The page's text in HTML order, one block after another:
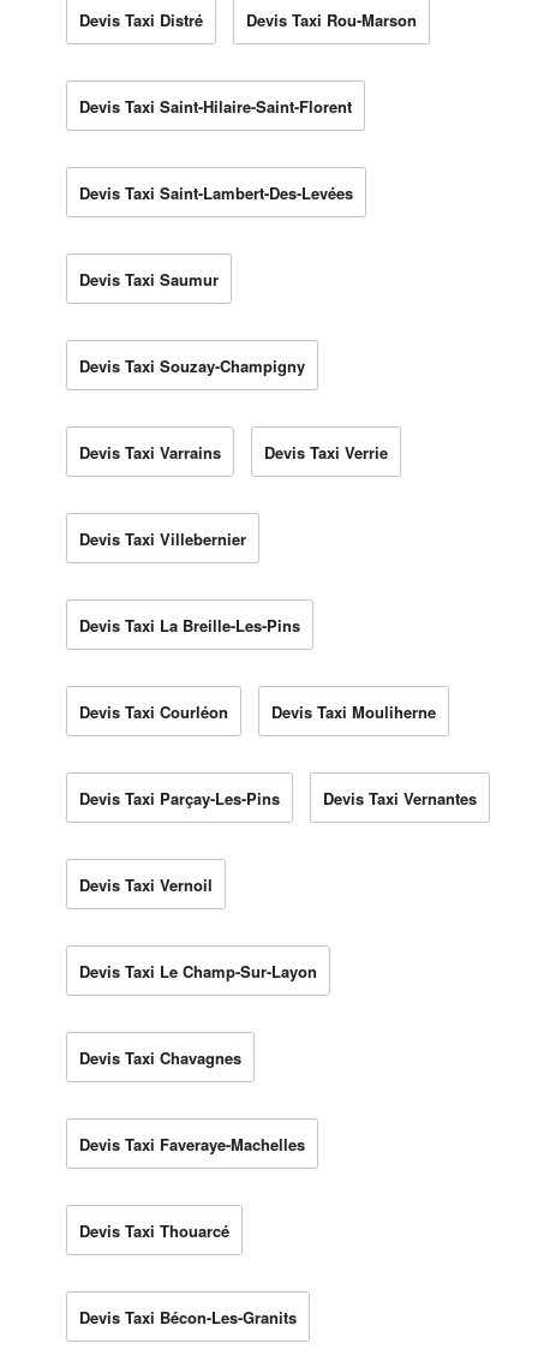
Devis Taxi Distré Devis Taxi Rou-Marson
Devis Taxi Saint-Hilaire-Saint-Florent
Devis Taxi Saint-Lambert-Des-Levées
Devis Taxi Saumur
Devis Taxi Souzay-Champigny
Devis Taxi Varrains Devis Taxi Verrie
Devis Taxi Villebernier
Devis Taxi La Breille-Les-Pins
Devis Taxi Courléon Devis Taxi Mouliherne
Devis Taxi Parçay-Les-Pins Devis Taxi Vernantes
Devis Taxi Vernoil
Devis Taxi Le Champ-Sur-Layon
Devis Taxi Chavagnes
Devis Taxi Faveraye-Machelles
Devis Taxi Thouarcé
Devis Taxi Bécon-Les-Granits